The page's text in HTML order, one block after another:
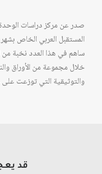
ساهم في هذا العدد نخبة من
خلال مجموعة من الأوراق
والتوثيقية التي توزعت
قد